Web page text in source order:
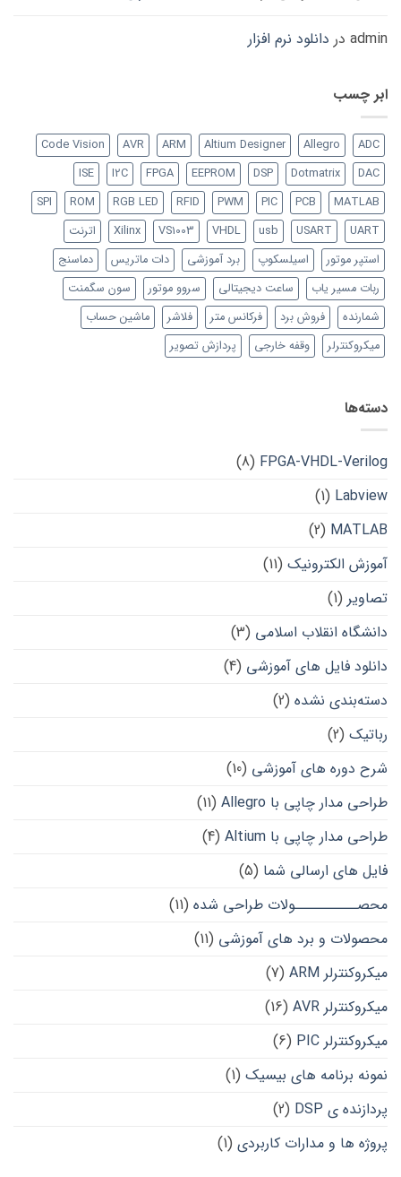
admin در دانلود نرم افزار
ابر چسب
ADC
Allegro
Altium Designer
ARM
AVR
Code Vision
DAC
Dotmatrix
DSP
EEPROM
FPGA
I2C
ISE
MATLAB
PCB
PIC
PWM
RFID
RGB LED
ROM
SPI
UART
USART
usb
VHDL
VS1003
Xilinx
اترنت
استپر موتور
اسیلسکوپ برد آموزشی دات ماتریس
دماسنج
ربات مسیر یاب
ساعت دیجیتالی سروو موتور
سون سگمنت
شمارنده
فروش برد فرکانس متر فلاشر
ماشین حساب
میکروکنترلر
وقفه خارجی پردازش تصویر
دسته‌ها
FPGA-VHDL-Verilog
(8)
Labview
(1)
MATLAB
(2)
آموزش الکترونیک (11)
تصاویر (1)
دانشگاه انقلاب اسلامی (3)
دانلود فایل های آموزشی (4)
دسته‌بندی نشده (2)
رباتیک (2)
شرح دوره های آموزشی (10)
طراحی مدار چاپی با Allegro
(11)
طراحی مدار چاپی با Altium
(4)
فایل های ارسالی شما (5)
محصــــــــــولات طراحی شده (11)
محصولات و برد های آموزشی (11)
میکروکنترلر ARM
(7)
میکروکنترلر AVR
(16)
میکروکنترلر PIC
(6)
نمونه برنامه های بیسیک (1)
پردازنده ی DSP
(2)
پروژه ها و مدارات کاربردی (1)